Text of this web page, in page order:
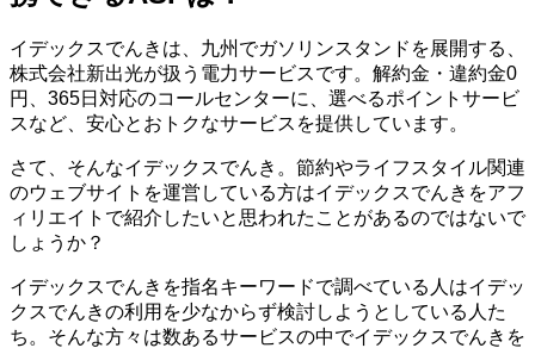
イデックスでんきは、九州でガソリンスタンドを展開する、
株式会社新出光が扱う電力サービスです。解約金・違約金0
円、365日対応のコールセンターに、選べるポイントサービ
スなど、安心とおトクなサービスを提供しています。
さて、そんなイデックスでんき。節約やライフスタイル関連
のウェブサイトを運営している方はイデックスでんきをアフ
ィリエイトで紹介したいと思われたことがあるのではないで
しょうか？
イデックスでんきを指名キーワードで調べている人はイデッ
クスでんきの利用を少なからず検討しようとしている人た
ち。そんな方々は数あるサービスの中でイデックスでんきを